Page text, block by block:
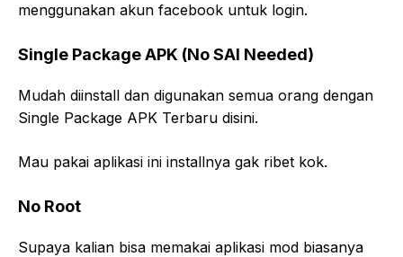
menggunakan akun facebook untuk login.
Single Package APK (No SAI Needed)
Mudah diinstall dan digunakan semua orang dengan
Single Package APK Terbaru disini.
Mau pakai aplikasi ini installnya gak ribet kok.
No Root
Supaya kalian bisa memakai aplikasi mod biasanya